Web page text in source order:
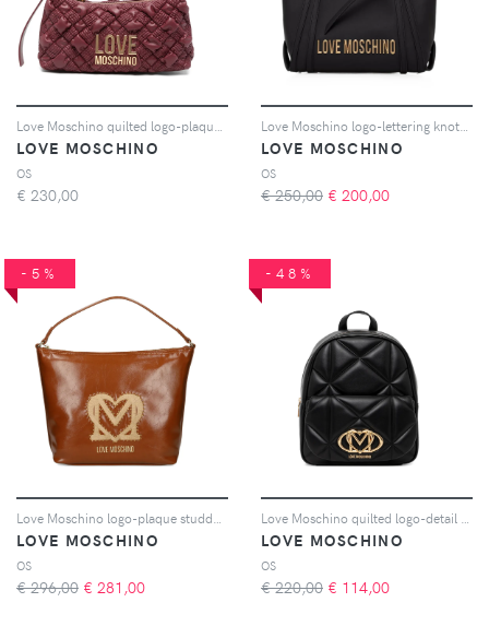
LOVE MOSCHINO
OS
€ 230,00
LOVE MOSCHINO
OS
€ 250,00 € 200,00
-5%
LOVE MOSCHINO
OS
€ 296,00 € 281,00
-48%
LOVE MOSCHINO
OS
€ 220,00 € 114,00